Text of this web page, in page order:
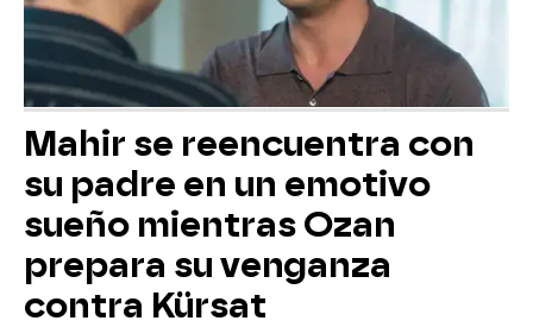
Mahir se reencuentra con
su padre en un emotivo
sueño mientras Ozan
prepara su venganza
contra Kürsat